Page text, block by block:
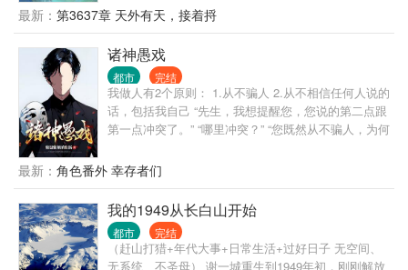
居地点的路上，他依靠金手指搜集各种物资和学习各
种技能，最终在三国边境隐居生活。 建设房屋，饲养
牲畜，种植作物，还要每天烧砖瓦，烧木炭，奇迹般
的建立起了一个庞大的私人庄园。 在这个过程中，庄
园里的家人逐渐增多，儿女成群。 21世纪后，一个庞
大的家族登上了舞台。 本书属于长篇，日常比较多，
没有乱七八糟的人际关系，对话也很少，不喜欢此类
型的，请谨慎。最后，本书非逻辑文，合理文，较真
最新： 第3637章 天外有天，接着捋
诸神愚戏
都市 完结
我做人有2个原则： 1.从不骗人 2.从不相信任何人说的
话，包括我自己 “先生，我想提醒您，您说的第二点跟
第一点冲突了。” “哪里冲突？” “您既然从不骗人，为何
自己当人。” “？” ... 自我介绍一下，我叫程实，从不骗
人的程实。 什么，你没听说过我？ 没关系，你只是还
没被我骗过。 很快，你就会记得了。 ... 书名，其他均
为推广。 无系统，不无敌，非爽文，介意慎入 ...
最新： 角色番外 幸存者们
我的1949从长白山开始
都市 完结
（赶山打猎+年代大事+日常生活+过好日子 无空间、
无系统、不圣母） 谢一城重生到1949年初，刚刚解放